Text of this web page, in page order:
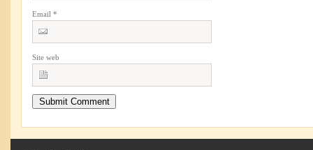
Email *
Site web